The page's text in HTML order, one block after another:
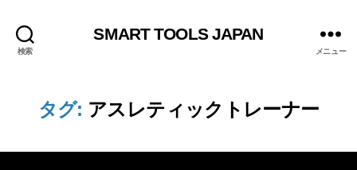
検索
SMART TOOLS JAPAN
メニュー
タグ: アスレティックトレーナー
作